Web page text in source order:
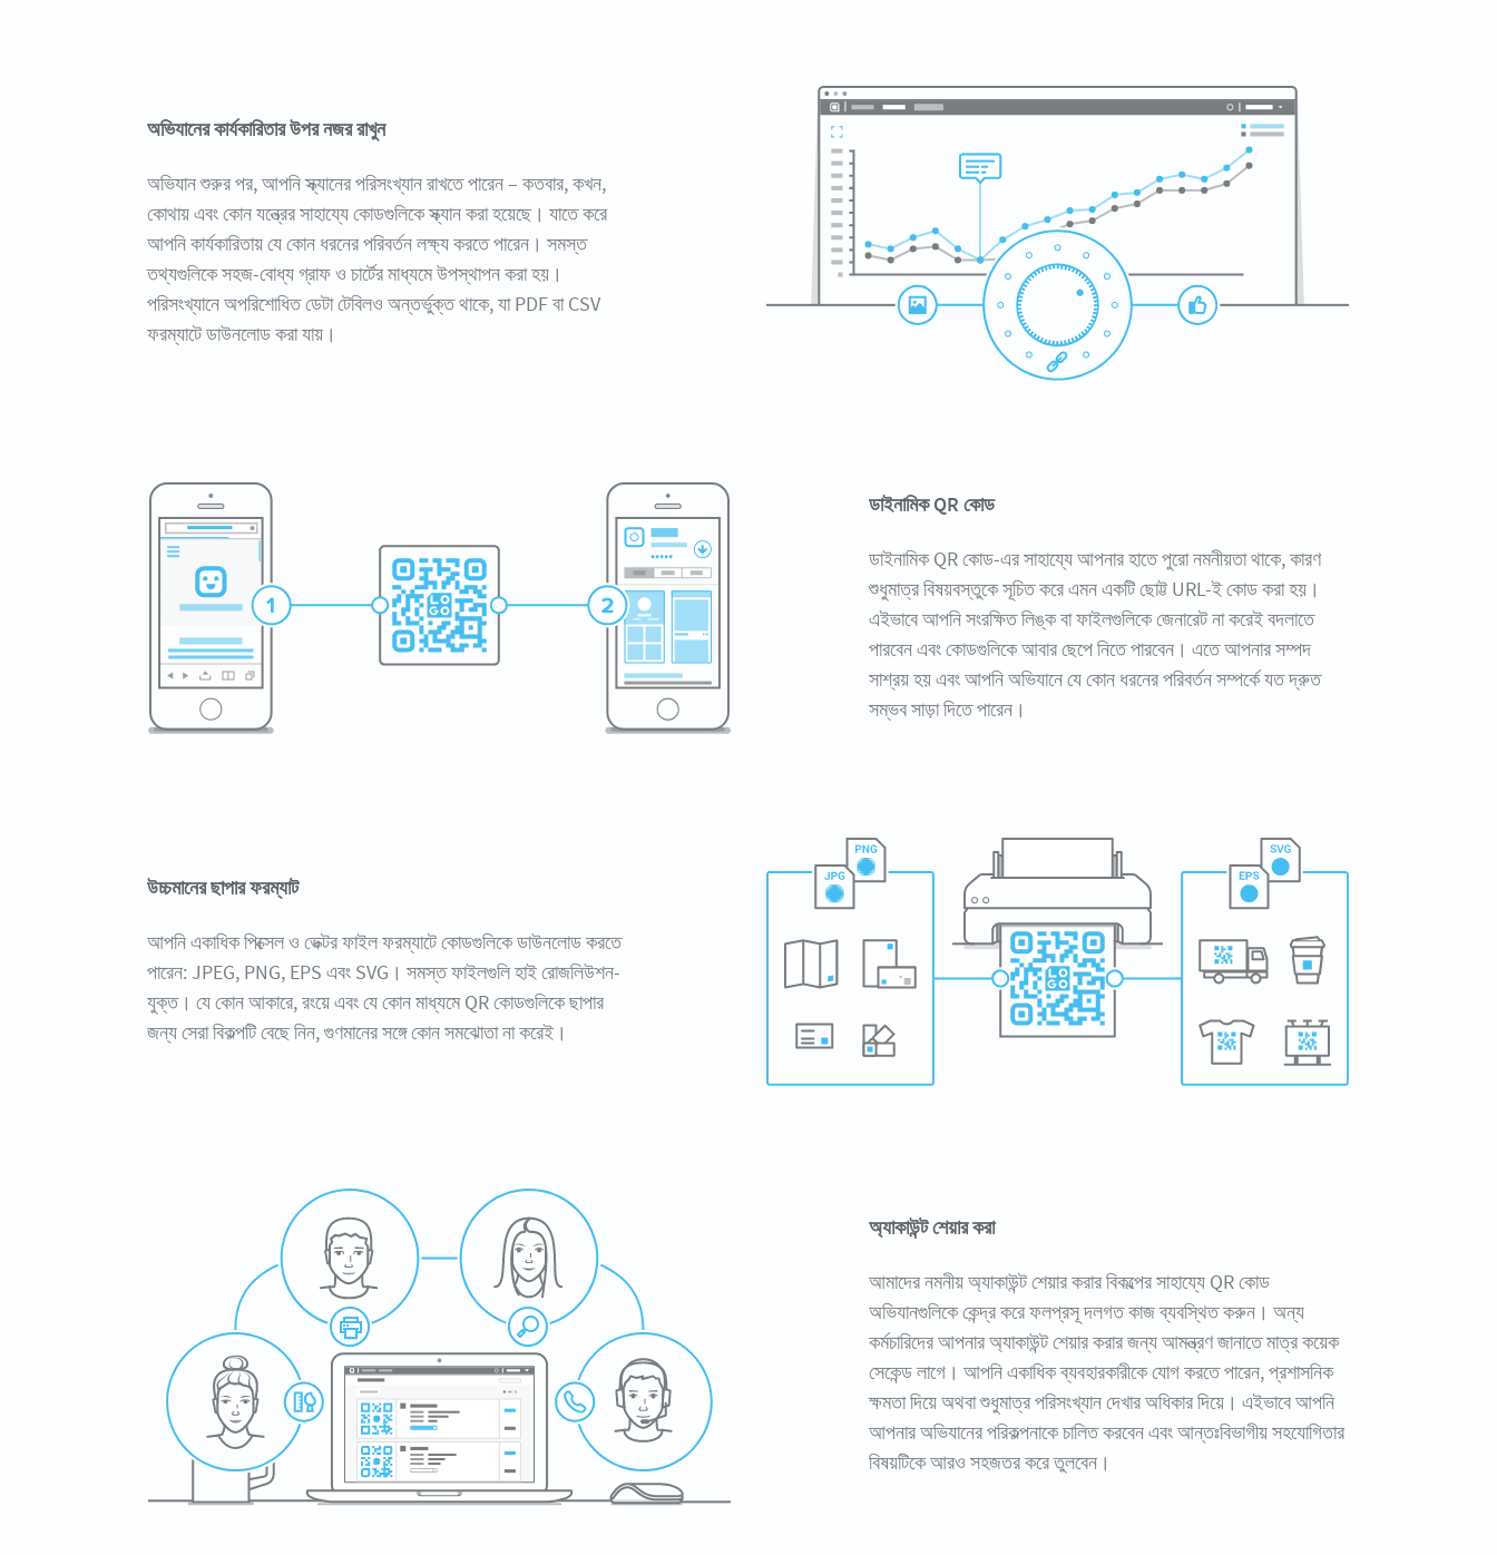
অভিযানের কার্যকারিতার উপর নজর রাখুন
অভিযান শুরুর পর, আপনি স্ক্যানের পরিসংখ্যান রাখতে পারেন – কতবার, কখন,
কোথায় এবং কোন যন্ত্রের সাহায্যে কোডগুলিকে স্ক্যান করা হয়েছে। যাতে করে
আপনি কার্যকারিতায় যে কোন ধরনের পরিবর্তন লক্ষ্য করতে পারেন। সমস্ত
তথ্যগুলিকে সহজ-বোধ্য গ্রাফ ও চার্টের মাধ্যমে উপস্থাপন করা হয়।
পরিসংখ্যানে অপরিশোধিত ডেটা টেবিলও অন্তর্ভুক্ত থাকে, যা PDF বা CSV
ফরম্যাটে ডাউনলোড করা যায়।
ডাইনামিক QR কোড
ডাইনামিক QR কোড-এর সাহায্যে আপনার হাতে পুরো নমনীয়তা থাকে, কারণ
শুধুমাত্র বিষয়বস্তুকে সূচিত করে এমন একটি ছোট্ট URL-ই কোড করা হয়।
এইভাবে আপনি সংরক্ষিত লিঙ্ক বা ফাইলগুলিকে জেনারেট না করেই বদলাতে
পারবেন এবং কোডগুলিকে আবার ছেপে নিতে পারবেন। এতে আপনার সম্পদ
সাশ্রয় হয় এবং আপনি অভিযানে যে কোন ধরনের পরিবর্তন সম্পর্কে যত দ্রুত
সম্ভব সাড়া দিতে পারেন।
উচ্চমানের ছাপার ফরম্যাট
আপনি একাধিক পিক্সেল ও ভেক্টর ফাইল ফরম্যাটে কোডগুলিকে ডাউনলোড করতে
পারেন: JPEG, PNG, EPS এবং SVG। সমস্ত ফাইলগুলি হাই রোজলিউশন-
যুক্ত। যে কোন আকারে, রংয়ে এবং যে কোন মাধ্যমে QR কোডগুলিকে ছাপার
জন্য সেরা বিকল্পটি বেছে নিন, গুণমানের সঙ্গে কোন সমঝোতা না করেই।
অ্যাকাউন্ট শেয়ার করা
আমাদের নমনীয় অ্যাকাউন্ট শেয়ার করার বিকল্পের সাহায্যে QR কোড
অভিযানগুলিকে কেন্দ্র করে ফলপ্রসূ দলগত কাজ ব্যবস্থিত করুন। অন্য
কর্মচারিদের আপনার অ্যাকাউন্ট শেয়ার করার জন্য আমন্ত্রণ জানাতে মাত্র কয়েক
সেকেন্ড লাগে। আপনি একাধিক ব্যবহারকারীকে যোগ করতে পারেন, প্রশাসনিক
ক্ষমতা দিয়ে অথবা শুধুমাত্র পরিসংখ্যান দেখার অধিকার দিয়ে। এইভাবে আপনি
আপনার অভিযানের পরিকল্পনাকে চালিত করবেন এবং আন্তঃবিভাগীয় সহযোগিতার
বিষয়টিকে আরও সহজতর করে তুলবেন।